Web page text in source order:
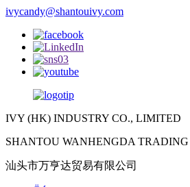
ivycandy@shantouivy.com
IVY (HK) INDUSTRY CO., LIMITED
SHANTOU WANHENGDA TRADING
汕头市万亨达贸易有限公司